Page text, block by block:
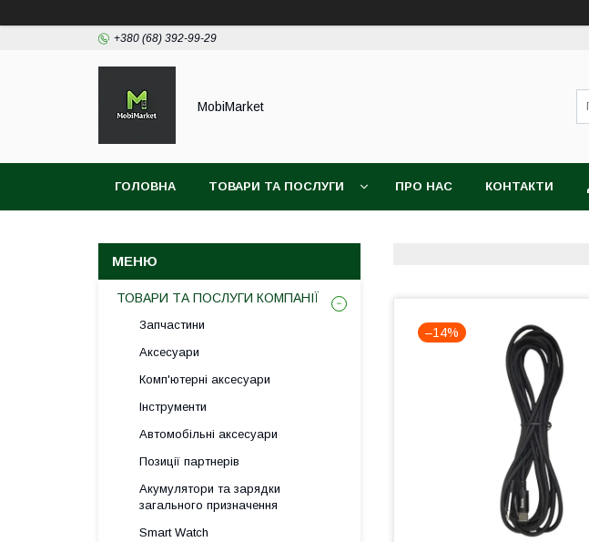
+380 (68) 392-99-29
MobiMarket
ГОЛОВНА ТОВАРИ ТА ПОСЛУГИ ПРО НАС КОНТАКТИ
–14%
ТОВАРИ ТА ПОСЛУГИ КОМПАНІЇ
Запчастини
Аксесуари
Комп'ютерні аксесуари
Інструменти
Автомобільні аксесуари
Позиції партнерів
Акумулятори та зарядки
загального призначення
Smart Watch